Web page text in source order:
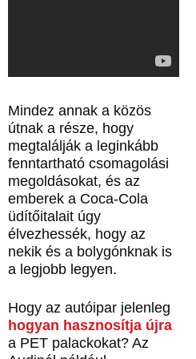
Mindez annak a közös
útnak a része, hogy
megtalálják a leginkább
fenntartható csomagolási
megoldásokat, és az
emberek a Coca-Cola
üdítőitalait úgy
élvezhessék, hogy az
nekik és a bolygónknak is
a legjobb legyen.
Hogy az autóipar jelenleg
hogyan hasznosítja újra
a PET palackokat? Az